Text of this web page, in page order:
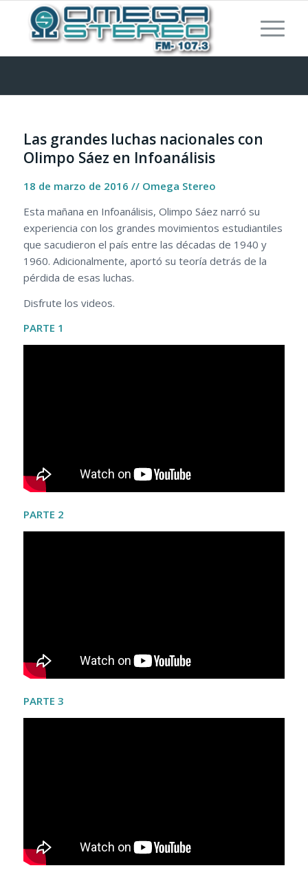
Las grandes luchas nacionales con
Olimpo Sáez en Infoanálisis
18 de marzo de 2016 // Omega Stereo
Esta mañana en Infoanálisis, Olimpo Sáez narró su
experiencia con los grandes movimientos estudiantiles
que sacudieron el país entre las décadas de 1940 y
1960. Adicionalmente, aportó su teoría detrás de la
pérdida de esas luchas.
Disfrute los videos.
PARTE 1
PARTE 2
PARTE 3